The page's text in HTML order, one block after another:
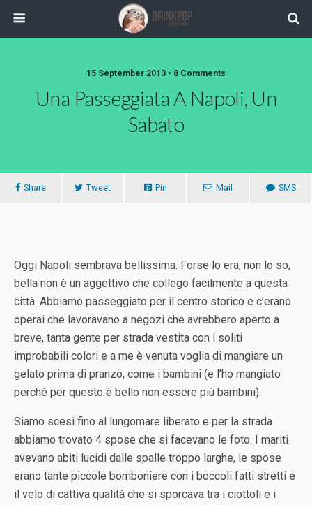
15 September 2013 • 8 Comments
Una Passeggiata A Napoli, Un
Sabato
Share Tweet Pin Mail SMS
Oggi Napoli sembrava bellissima. Forse lo era, non lo so,
bella non è un aggettivo che collego facilmente a questa
città. Abbiamo passeggiato per il centro storico e c’erano
operai che lavoravano a negozi che avrebbero aperto a
breve, tanta gente per strada vestita con i soliti
improbabili colori e a me è venuta voglia di mangiare un
gelato prima di pranzo, come i bambini (e l’ho mangiato
perché per questo è bello non essere più bambini).
Siamo scesi fino al lungomare liberato e per la strada
abbiamo trovato 4 spose che si facevano le foto. I mariti
avevano abiti lucidi dalle spalle troppo larghe, le spose
erano tante piccole bomboniere con i boccoli fatti stretti e
il velo di cattiva qualità che si sporcava tra i ciottoli e i